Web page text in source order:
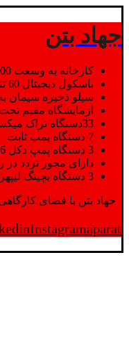
جهاد بتن
کارخانه به وسعت 20000 متر مربع
باسکول دیجیتال 60 تنی استاندارد
سیلو ذخیره سیمان به
ازمایشگاه مقیم
33دستگاه تراک میکسر
7 دستگاه پمپ ثابت
3 دستگاه پمپ دکل 36-42-52 متری
دارای مجوز تردد در
3 دستگاه بچینگ لیپهر(2دستگاه 1متری و 1 دستگاه 1/2 متری با توان تولید 150 متر مکعب در ساعت)
جهاد بتن با فضای کارگاهی و به کار گیری سه دستگاه بچینگ پلانت
Instagramaparat